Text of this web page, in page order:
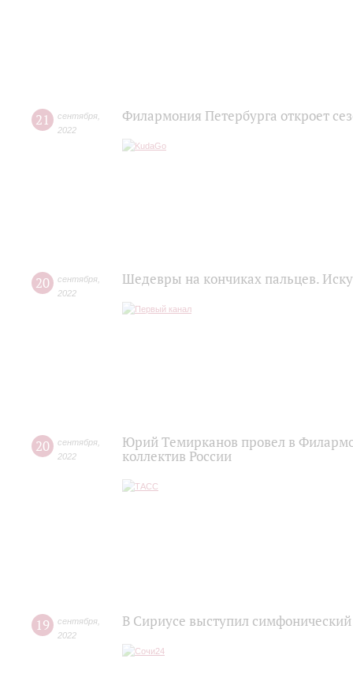
21 сентября
2022
Филармония Петербурга откроет
20 сентября
2022
Шедевры на кончиках пальцев.
20 сентября
2022
Юрий Темирканов провел в
коллектив России
19 сентября
2022
В Сириусе выступил